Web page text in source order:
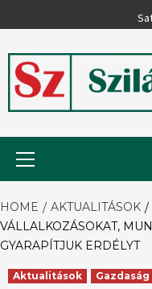
to
HOME AKTUALITÁSOK
VÁLLALKOZÁSOKAT,
GYARAPÍTJUK ERDÉLYT
Aktualitások Gazdaság